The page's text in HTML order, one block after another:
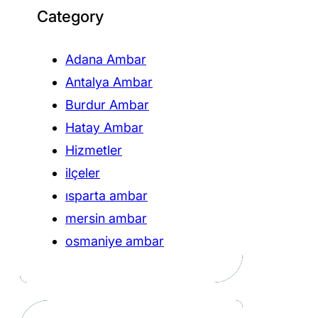
Category
Adana Ambar
Antalya Ambar
Burdur Ambar
Hatay Ambar
Hizmetler
ilçeler
ısparta ambar
mersin ambar
osmaniye ambar